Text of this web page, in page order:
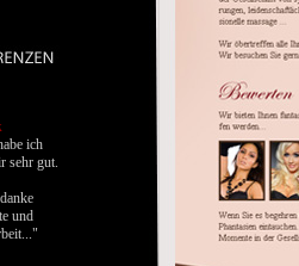
ich
sehr gut.
und